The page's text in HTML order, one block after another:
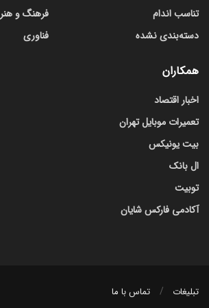
تناسب اندام
دسته‌بندی نشده
فرهنگ و هنر
فناوری
همکاران
اخبار اقتصاد
تعمیرات موبایل تهران
بیت یونیکس
ال بانک
توبیت
آکادمی فارکس شایان
تبلیغات تماس با ما